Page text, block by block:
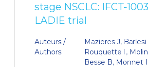
stage NSCLC: IFCT-1003
LADIE trial
Auteurs /
Authors
Mazieres J, Barlesi
Rouquette I,
Besse B, Monnet